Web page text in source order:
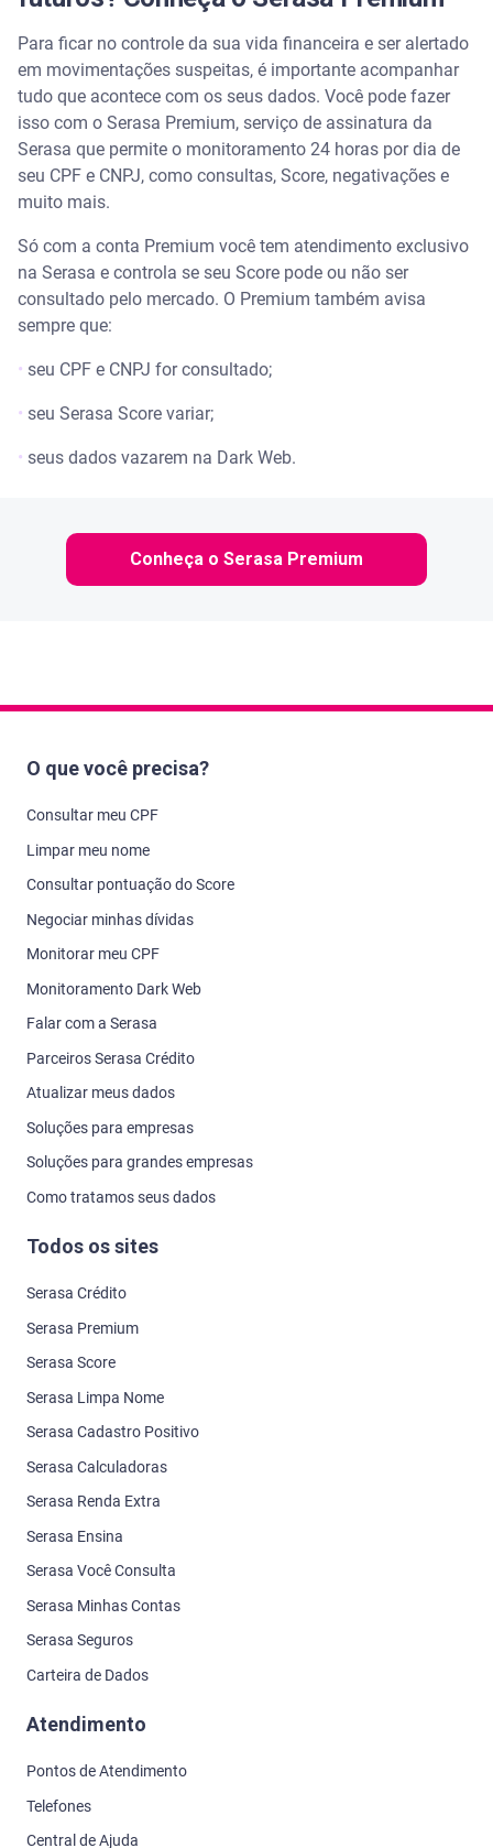
Para ficar no controle da sua vida financeira e ser alertado
em movimentações suspeitas, é importante acompanhar
tudo que acontece com os seus dados. Você pode fazer
isso com o Serasa Premium, serviço de assinatura da
Serasa que permite o monitoramento 24 horas por dia de
seu CPF e CNPJ, como consultas, Score, negativações e
muito mais.
Só com a conta Premium você tem atendimento exclusivo
na Serasa e controla se seu Score pode ou não ser
consultado pelo mercado. O Premium também avisa
sempre que:
• seu CPF e CNPJ for consultado;
• seu Serasa Score variar;
• seus dados vazarem na Dark Web.
Conheça o Serasa Premium
O que você precisa?
Consultar meu CPF
Limpar meu nome
Consultar pontuação do Score
Negociar minhas dívidas
Monitorar meu CPF
Monitoramento Dark Web
Falar com a Serasa
Parceiros Serasa Crédito
Atualizar meus dados
Soluções para empresas
Soluções para grandes empresas
Como tratamos seus dados
Todos os sites
Serasa Crédito
Serasa Premium
Serasa Score
Serasa Limpa Nome
Serasa Cadastro Positivo
Serasa Calculadoras
Serasa Renda Extra
Serasa Ensina
Serasa Você Consulta
Serasa Minhas Contas
Serasa Seguros
Carteira de Dados
Atendimento
Pontos de Atendimento
Telefones
Central de Ajuda